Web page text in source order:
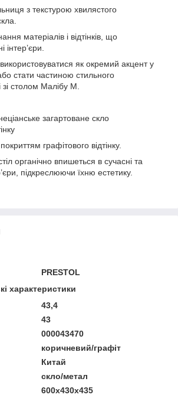
з текстурою хвилястого
матеріалів і відтінків, що
інтер’єри.
як окремий акцент у
стати частиною стильного
столом Малібу M.
загартоване скло
графітового відтінку.
органічно впишеться в сучасні та
підкреслюючи їхню естетику.
PRESTOL
характеристики
43,4
43
000043470
коричневий/графіт
Китай
скло/метал
600x430x435